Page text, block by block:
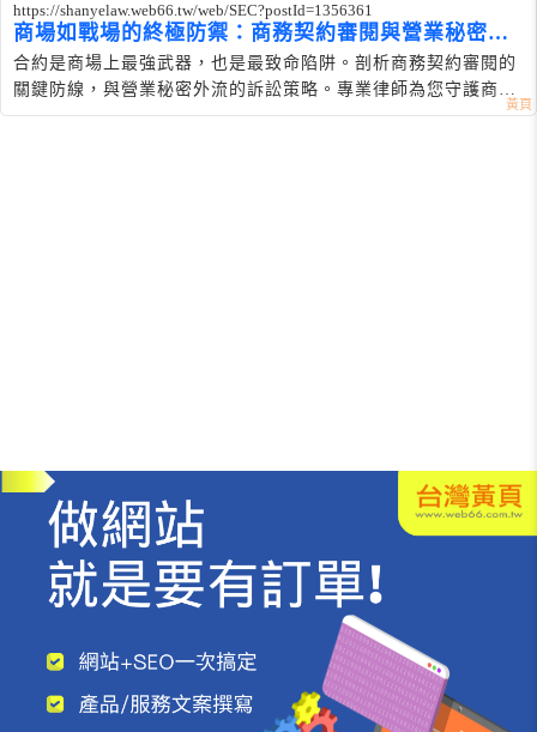
https://shanyelaw.web66.tw/web/SEC?postId=1356361
商場如戰場的終極防禦：商務契約審閱與營業秘密保
衛戰
合約是商場上最強武器，也是最致命陷阱。剖析商務契約審閱的
關鍵防線，與營業秘密外流的訴訟策略。專業律師為您守護商業
利益與核心技術。